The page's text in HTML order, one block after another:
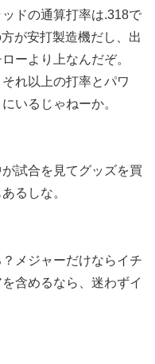
ドの通算打率は.318で
が安打製造機だし、出
ーより上なんだぞ。
れ以上の打率とパワ
いるじゃねーか。
試合を見てグッズを買
るしな。
メジャーだけならイチ
含めるなら、迷わずイ